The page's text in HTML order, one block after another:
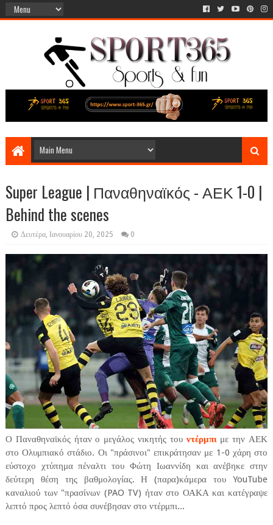
Super League | Παναθηναϊκός - ΑΕΚ 1-0 |
Behind the scenes
Δευτέρα, Ιανουαρίου 20, 2025 0
Ο Παναθηναϊκός ήταν ο μεγάλος νικητής του ντέρμπιμε την ΑΕΚ
στο Ολυμπιακό στάδιο. Οι "πράσινοι" επικράτησαν με 1-0 χάρη στο
εύστοχο χτύπημα πέναλτι του Φώτη Ιωαννίδη και ανέβηκε στην
δεύτερη θέση της βαθμολογίας. Η (παρα)κάμερα του YouTube
καναλιού των "πρασίνων (PAO TV) ήταν στο ΟΑΚΑ και κατέγραψε
λεπτό προς λεπτό όσα συνέβησαν στο ντέρμπι...